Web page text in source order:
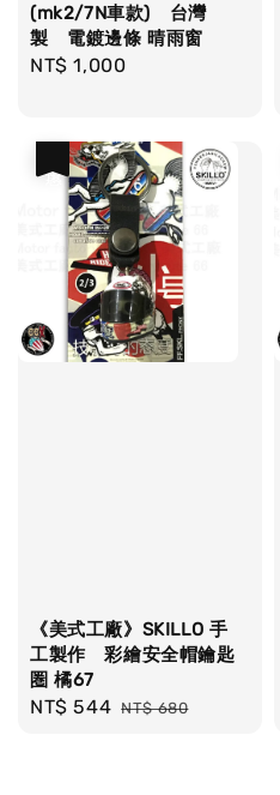
(mk2/7N車款) 台灣
製 電鍍邊條 晴雨窗
Regular
NT$ 1,000
《美式工廠》SKILLO 手
工製作 彩繪安全帽鑰匙
圏 橘67
Sale
NT$ 544 Regular
NT$ 680